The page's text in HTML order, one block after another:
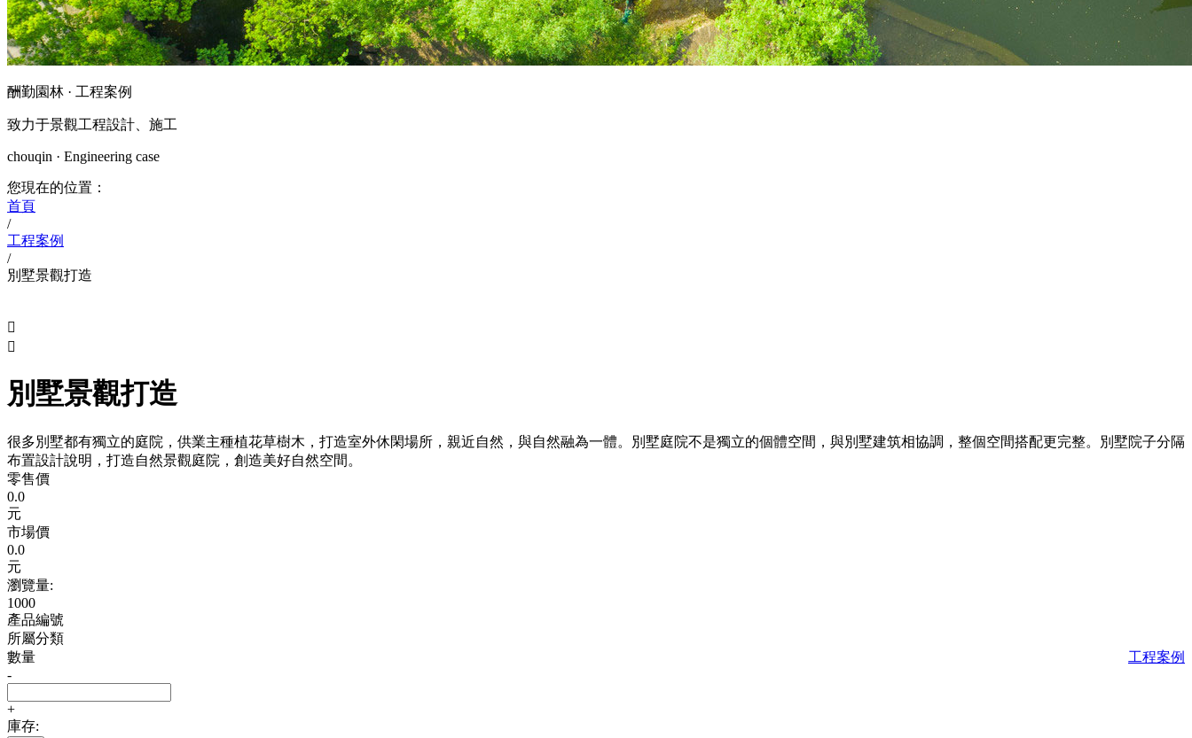
酬勤園林 · 工程案例
致力于景觀工程設計、施工
chouqin · Engineering case
您現在的位置：
首頁
/
工程案例
/
別墅景觀打造


別墅景觀打造
很多別墅都有獨立的庭院，供業主種植花草樹木，打造室外休閑場所，親近自然，與自然融為一體。別墅庭院不是獨立的個體空間，與別墅建筑相協調，整個空間搭配更完整。別墅院子分隔
布置設計說明，打造自然景觀庭院，創造美好自然空間。
零售價
0.0
元
市場價
0.0
元
瀏覽量:
1000
產品編號
所屬分類
工程案例
數量
-
+
庫存: